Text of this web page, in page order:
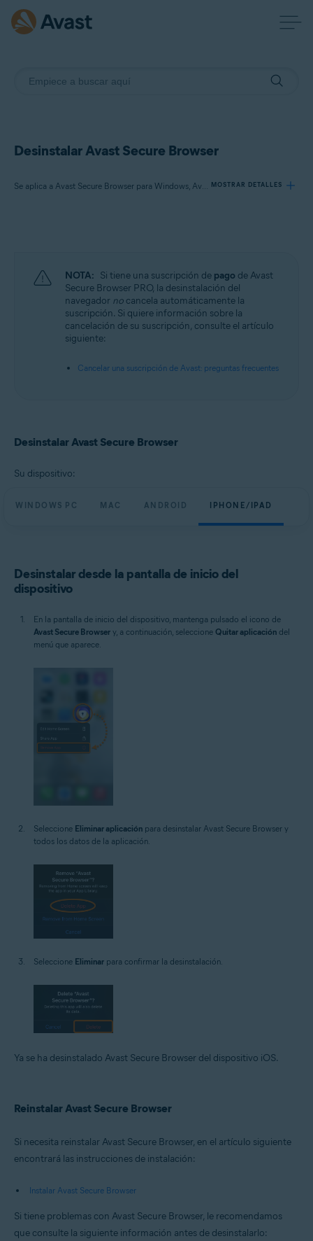
Desinstalar Avast Secure Browser
Se aplica a Avast Secure Browser para Windows, Avast Secure Browser para Mac, Avast Secure Browser para Android, Avast Secure Browser para iOS MOSTRAR DETALLES
Avast Secure Browser 121.x para Mac
Avast Secure Browser 7.x para Android
Avast Secure Browser 5.x para iOS
Sistemas operativos:
Microsoft Windows 11 Home/Pro/Enterprise/Education
Microsoft Windows 8.1/Pro/Enterprise - 32 o 64 bits
Apple macOS 12.x (Monterey)
Google Android 9.0 (Pie, API 28) o superior
NOTA: Si tiene una suscripción de pago de Avast
Secure Browser PRO, la desinstalación del
navegador no cancela automáticamente la
suscripción. Si quiere información sobre la
cancelación de su suscripción, consulte el artículo
siguiente:
Cancelar una suscripción de Avast: preguntas frecuentes
Desinstalar Avast Secure Browser
Su dispositivo:
WINDOWS PC MAC ANDROID IPHONE/IPAD
Desinstalar desde la pantalla de inicio del
dispositivo
En la pantalla de inicio del dispositivo, mantenga pulsado el icono de
Avast Secure Browser y, a continuación, seleccione Quitar aplicación del
menú que aparece.
Seleccione Eliminar aplicación para desinstalar Avast Secure Browser y
todos los datos de la aplicación.
Seleccione Eliminar para confirmar la desinstalación.
Ya se ha desinstalado Avast Secure Browser del dispositivo iOS.
Reinstalar Avast Secure Browser
Si necesita reinstalar Avast Secure Browser, en el artículo siguiente
encontrará las instrucciones de instalación:
Instalar Avast Secure Browser
Si tiene problemas con Avast Secure Browser, le recomendamos
que consulte la siguiente información antes de desinstalarlo: